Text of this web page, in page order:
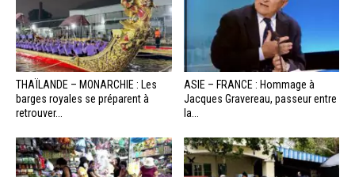
THAÏLANDE – MONARCHIE : Les
barges royales se préparent à
retrouver...
ASIE – FRANCE : Hommage à
Jacques Gravereau, passeur entre
la...